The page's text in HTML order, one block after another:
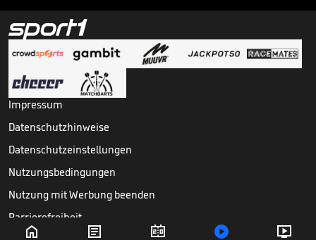
    
Impressum
Datenschutzhinweise
Datenschutzeinstellungen
Nutzungsbedingungen
Nutzung mit Werbung beenden
Barrierefreiheit